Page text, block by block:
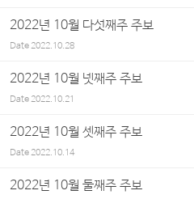
2022년 10월 다섯째주 주보
Date2022.10.28
2022년 10월 넷째주 주보
Date2022.10.21
2022년 10월 셋째주 주보
Date2022.10.14
2022년 10월 둘째주 주보